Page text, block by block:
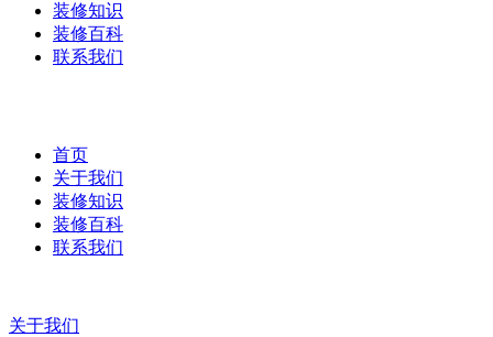
装修知识
装修百科
联系我们
首页
关于我们
装修知识
装修百科
联系我们
关于我们